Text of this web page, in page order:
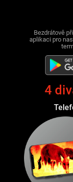
Bezdrátově
aplikaci pro
4